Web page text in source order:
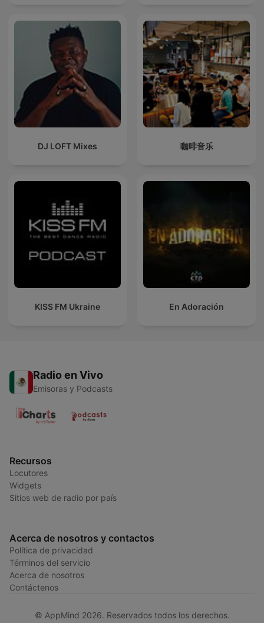
DJ LOFT Mixes 咖啡音乐
KISS FM Ukraine En Adoración
Radio en Vivo
Emisoras y Podcasts
Recursos
Locutores
Widgets
Sitios web de radio por país
Acerca de nosotros y contactos
Política de privacidad
Términos del servicio
Acerca de nosotros
Contáctenos
© AppMind 2026. Reservados todos los derechos.